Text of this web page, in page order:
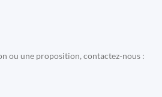
ou une proposition, contactez-nous :